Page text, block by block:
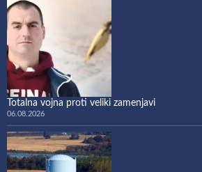
Totalna vojna proti veliki zamenjavi
06.08.2026